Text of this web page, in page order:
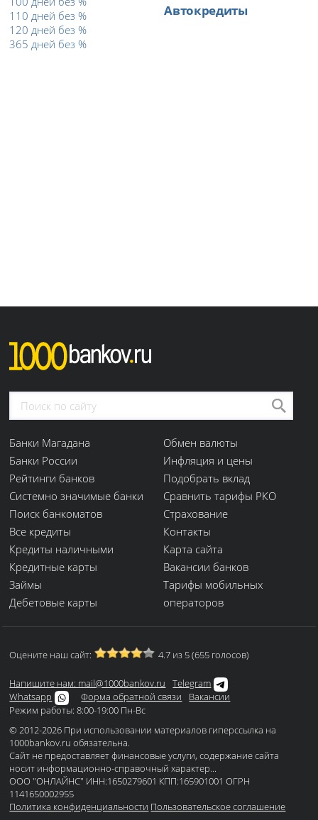
110 дней без %
120 дней без %
365 дней без %
Автокредиты
Банки Магадана
Банки России
Рейтинги банков
Системно значимые банки
Поиск банкоматов
Все кредиты
Кредиты наличными
Кредитные карты
Займы
Дебетовые карты
Обмен валюты
Инфляция и цены
Подобрать вклад
Сравнить тарифы РКО
Страхование
Контакты
Карта сайта
Вакансии банков
Тарифы мобильных
операторов
Оцените наш сайт: 4.7 из 5 (655 голосов)
Напишите нам: mail@1000bankov.ru
Telegram
Whatsapp
Форма обратной связи
Вакансии
Режим работы: 8:00-19:00 Пн-Вс
© 2012-2026 При использовании материалов гиперссылка на
1000bankov.ru обязательна.
Сайт не предоставляет финансовые услуги, содержание сайта
носит информационно-справочный характер...
ООО "ОНЛАЙНС" ИНН:1650279601 КПП:165901001 ОГРН
1141650002955
Политика конфиденциальности Пользовательское соглашение